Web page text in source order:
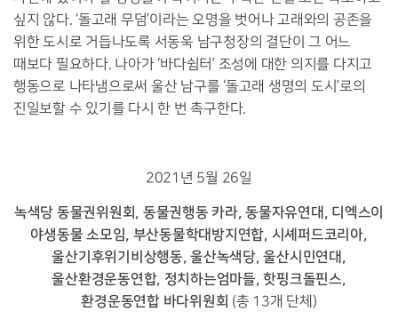
싶지 않다. ‘돌고래 무덤’이라는 오명을 벗어나 고래와의 공존을
위한 도시로 거듭나도록 서동욱 남구청장의 결단이 그 어느
때보다 필요하다. 나아가 ‘바다쉼터’ 조성에 대한 의지를 다지고
행동으로 나타냄으로써 울산 남구를 ‘돌고래 생명의 도시’로의
진일보할 수 있기를 다시 한 번 촉구한다.
2021년 5월 26일
녹색당 동물권위원회, 동물권행동 카라, 동물자유연대, 디엑스이
야생동물 소모임, 부산동물학대방지연합, 시셰퍼드코리아,
울산기후위기비상행동, 울산녹색당, 울산시민연대,
울산환경운동연합, 정치하는엄마들, 핫핑크돌핀스,
환경운동연합 바다위원회 (총 13개 단체)